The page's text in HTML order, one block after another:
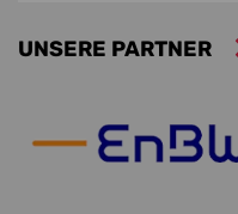
UNSERE PARTNER